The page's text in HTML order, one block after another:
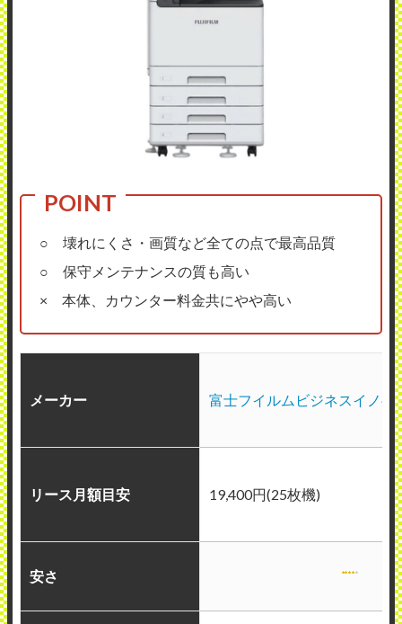
○ 壊れにくさ・画質など全ての点で最高品質
○ 保守メンテナンスの質も高い
× 本体、カウンター料金共にやや高い
メーカー 富士フイルムビジネスイノベ
リース月額目安 19,400円(25枚機)
安さ